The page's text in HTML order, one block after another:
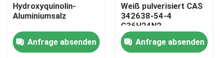
Haus
Hydroxyquinolin-
Aluminiumsalz
Anfrage absenden
Weiß pulverisiert CAS
342638-54-4
C36H24N2
Anfrage absenden